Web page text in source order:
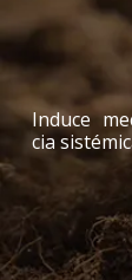
Induce
cia